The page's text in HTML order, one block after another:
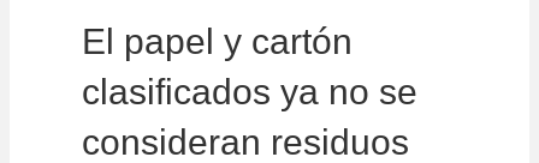
El papel y cartón
clasificados ya no se
consideran residuos